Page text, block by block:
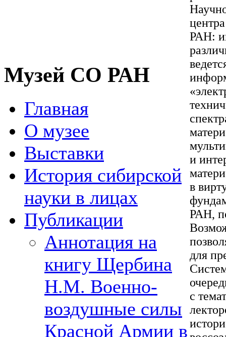
Музей СО РАН
Главная
О музее
Выставки
История сибирской
науки в лицах
Публикации
Аннотация на
книгу Щербина
Н.М. Военно-
воздушные силы
Красной Армии в
РАН:
и
в
РАН,
для
с